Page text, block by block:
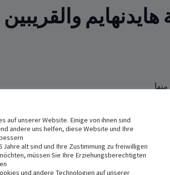
والقريبين
منها
Mariankirche.
auf unserer Website. Einige von ihnen sind
andere uns helfen, diese Website und Ihre
Jahre alt sind und Ihre Zustimmung zu freiwilligen
müssen Sie Ihre Erziehungsberechtigten
und andere Technologien auf unserer